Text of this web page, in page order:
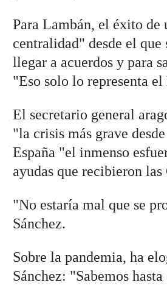
Para Lambán, el éxito de
centralidad" desde el
llegar a acuerdos y para
"Eso solo lo representa
El secretario general
"la crisis más grave
España "el inmenso
ayudas que recibieron
"No estaría mal que se
Sánchez.
Sobre la pandemia, ha
Sánchez: "Sabemos